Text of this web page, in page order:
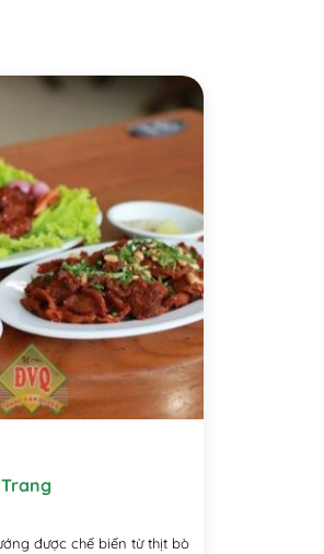
được chế biến từ thịt bò